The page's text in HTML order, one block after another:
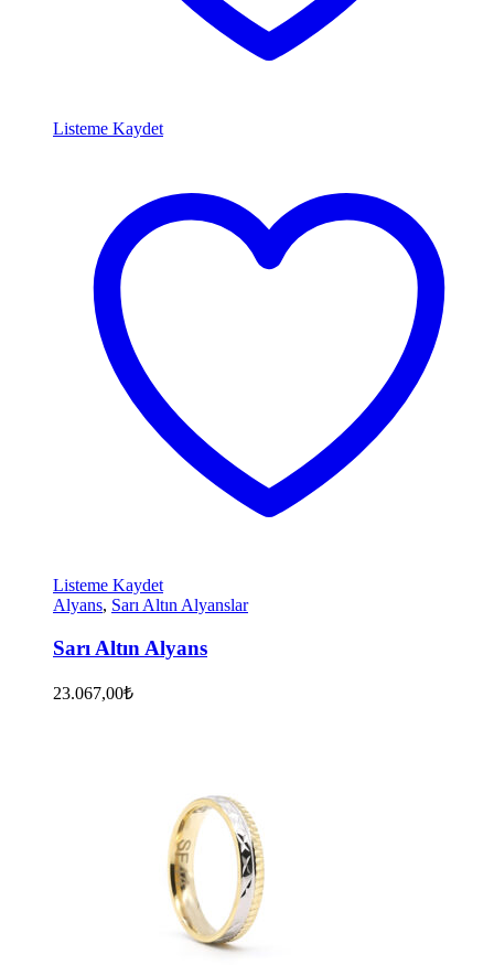
Listeme Kaydet
Listeme Kaydet
Alyans, Sarı Altın Alyanslar
Sarı Altın Alyans
23.067,00₺